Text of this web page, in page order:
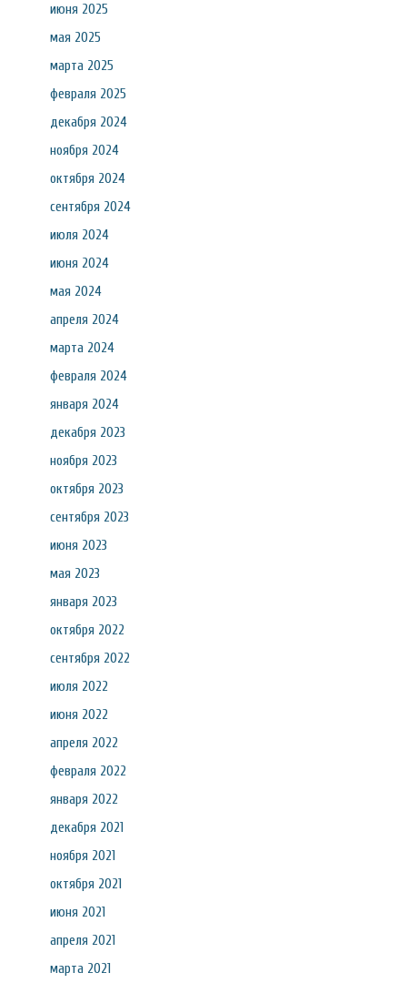
июня 2025
мая 2025
марта 2025
февраля 2025
декабря 2024
ноября 2024
октября 2024
сентября 2024
июля 2024
июня 2024
мая 2024
апреля 2024
марта 2024
февраля 2024
января 2024
декабря 2023
ноября 2023
октября 2023
сентября 2023
июня 2023
мая 2023
января 2023
октября 2022
сентября 2022
июля 2022
июня 2022
апреля 2022
февраля 2022
января 2022
декабря 2021
ноября 2021
октября 2021
июня 2021
апреля 2021
марта 2021